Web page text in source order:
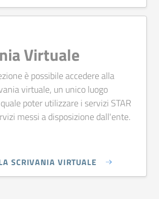
Virtuale
è possibile accedere alla
virtuale, un unico luogo
poter utilizzare i servizi STAR
messi a disposizione dall'ente.
SCRIVANIA VIRTUALE